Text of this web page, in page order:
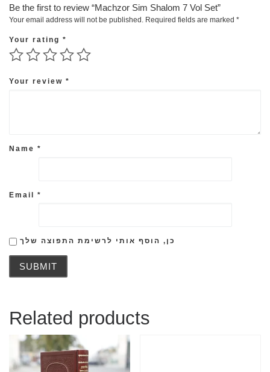
Be the first to review “Machzor Sim Shalom 7 Vol Set”
Your email address will not be published. Required fields are marked *
Your rating *
Your review *
Name *
Email *
כן, הוסף אותי לרשימת התפוצה שלך
Related products